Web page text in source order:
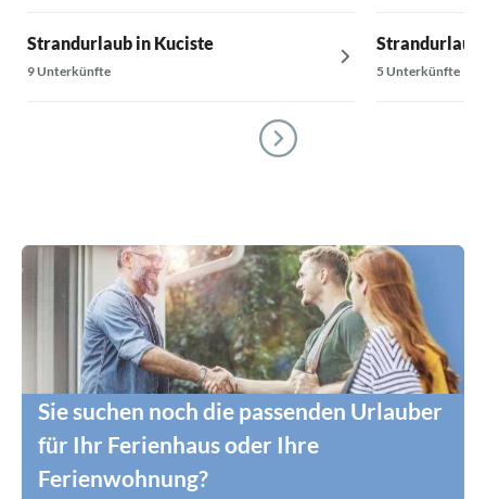
Strandurlaub in Kuciste
9 Unterkünfte
Strandurlaub
5 Unterkünfte
Sie suchen noch die passenden Urlauber
für Ihr Ferienhaus oder Ihre
Ferienwohnung?